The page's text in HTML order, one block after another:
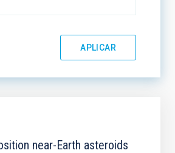
near-Earth asteroids